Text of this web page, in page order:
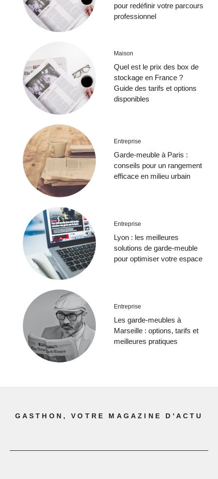
pour redéfinir votre parcours
professionnel
Maison
Quel est le prix des box de
stockage en France ?
Guide des tarifs et options
disponibles
Entreprise
Garde-meuble à Paris :
conseils pour un rangement
efficace en milieu urbain
Entreprise
Lyon : les meilleures
solutions de garde-meuble
pour optimiser votre espace
Entreprise
Les garde-meubles à
Marseille : options, tarifs et
meilleures pratiques
GASTHON, VOTRE MAGAZINE D'ACTU